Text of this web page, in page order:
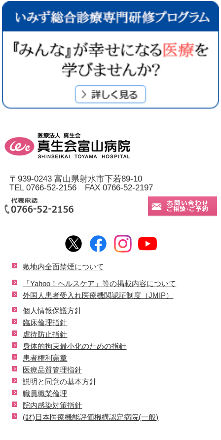
〒939-0243 富山県射水市下若89-10
TEL 0766-52-2156 FAX 0766-52-2197
敷地内全面禁煙について
「Yahoo！ヘルスケア」等の掲載内容について
外国人患者受入れ医療機関認証制度（JMIP）
個人情報保護方針
臨床倫理指針
虐待防止指針
身体的拘束最小化のための指針
患者権利憲章
医療品質管理指針
説明と同意の基本方針
職員職業倫理
院内感染対策指針
(財)日本医療機能評価機構認定病院(一般)